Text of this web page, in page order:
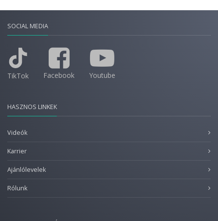
SOCIAL MEDIA
TikTok Facebook Youtube
HASZNOS LINKEK
Videók
Karrier
Ajánlólevelek
Rólunk